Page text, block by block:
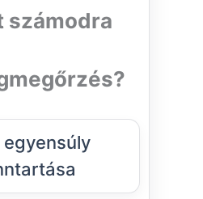
számodra
egyensúly